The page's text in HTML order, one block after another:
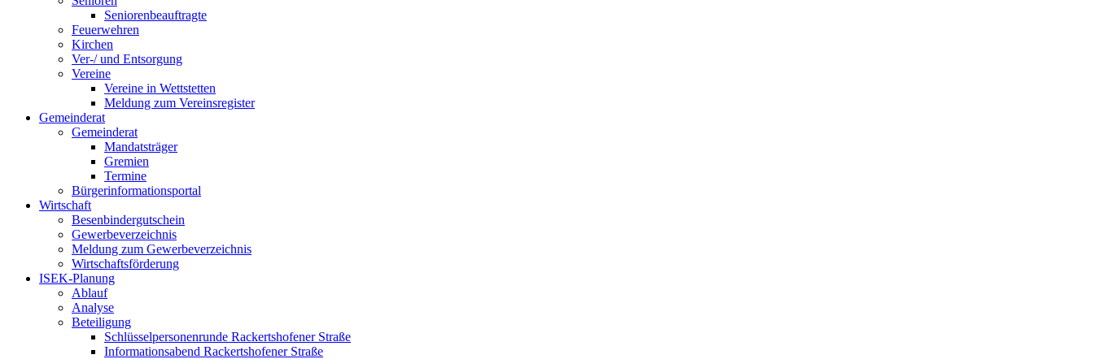
Seniorenbeauftragte
Feuerwehren
Kirchen
Ver-/ und Entsorgung
Vereine
Vereine in Wettstetten
Meldung zum Vereinsregister
Gemeinderat
Gemeinderat
Mandatsträger
Gremien
Termine
Bürgerinformationsportal
Wirtschaft
Besenbindergutschein
Gewerbeverzeichnis
Meldung zum Gewerbeverzeichnis
Wirtschaftsförderung
ISEK-Planung
Ablauf
Analyse
Beteiligung
Schlüsselpersonenrunde Rackertshofener Straße
Informationsabend Rackertshofener Straße